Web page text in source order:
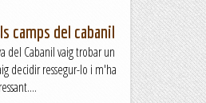
camps del cabanil
del Cabanil vaig trobar un
decidir ressegur-lo i m'ha